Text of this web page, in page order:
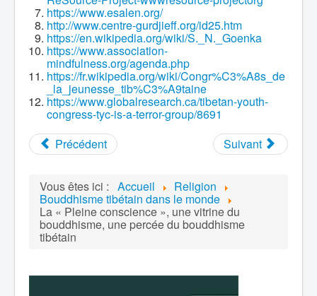
https://www.esalen.org/
http://www.centre-gurdjieff.org/id25.htm
https://en.wikipedia.org/wiki/S._N._Goenka
https://www.association-
mindfulness.org/agenda.php
https://fr.wikipedia.org/wiki/Congr%C3%A8s_de
_la_jeunesse_tib%C3%A9taine
https://www.globalresearch.ca/tibetan-youth-
congress-tyc-is-a-terror-group/8691
Précédent
Suivant
Vous êtes ici : Accueil Religion
Bouddhisme tibétain dans le monde
La « Pleine conscience », une vitrine du
bouddhisme, une percée du bouddhisme
tibétain